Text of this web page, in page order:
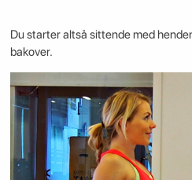
Du starter altså sittende med
bakover.